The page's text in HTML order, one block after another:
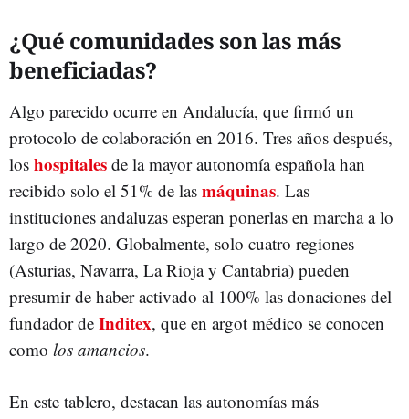
¿Qué comunidades son las más
beneficiadas?
Algo parecido ocurre en Andalucía, que firmó un
protocolo de colaboración en 2016. Tres años después,
los hospitales de la mayor autonomía española han
recibido solo el 51% de las máquinas. Las
instituciones andaluzas esperan ponerlas en marcha a lo
largo de 2020. Globalmente, solo cuatro regiones
(Asturias, Navarra, La Rioja y Cantabria) pueden
presumir de haber activado al 100% las donaciones del
fundador de Inditex, que en argot médico se conocen
como los amancios.
En este tablero, destacan las autonomías más